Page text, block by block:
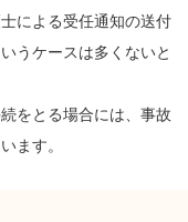
による受任通知の送付
うケースは多くないと
をとる場合には、事故
ます。